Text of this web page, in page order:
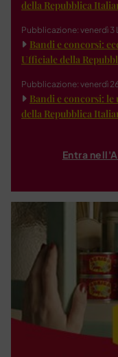
della Repubblica
Pubblicazione: venerdì 3
Bandi e concorsi:
Ufficiale della
Pubblicazione: venerdì
Bandi e concorsi:
della Repubblica
Entra